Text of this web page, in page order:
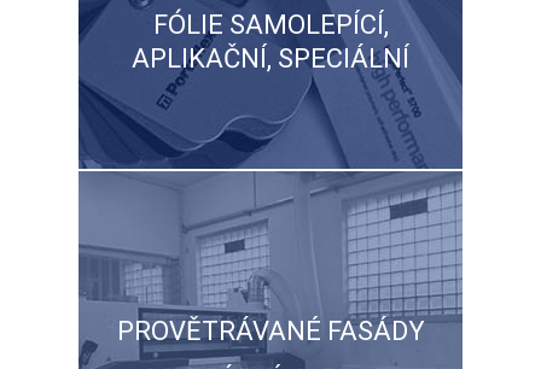
FÓLIE SAMOLEPÍCÍ,
APLIKAČNÍ, SPECIÁLNÍ
PROVĚTRÁVANÉ FASÁDY